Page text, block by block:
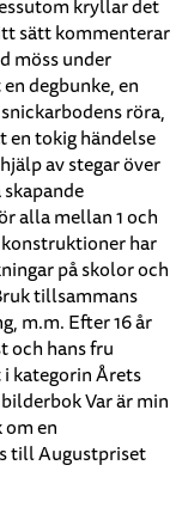
kryllar det
sätt kommenterar
möss under
degbunke, en
röra,
en tokig händelse
av stegar över
alla mellan 1 och
konstruktioner har
på skolor och
tillsammans
m.m. Efter 16 år
och hans fru
kategorin Årets
Var är min
om en
till Augustpriset